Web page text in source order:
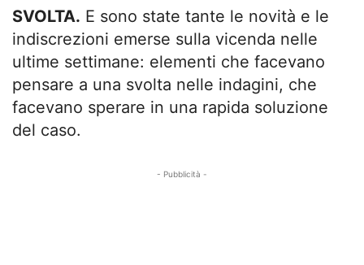
SVOLTA. E sono state tante le novità e le
indiscrezioni emerse sulla vicenda nelle
ultime settimane: elementi che facevano
pensare a una svolta nelle indagini, che
facevano sperare in una rapida soluzione
del caso.
- Pubblicità -